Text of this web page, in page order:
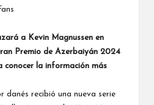
a Kevin Magnussen en
Premio de Azerbaiyán 2024
conocer la información más
danés recibió una nueva serie